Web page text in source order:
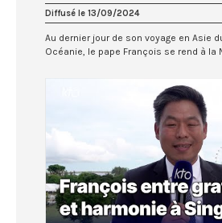
Diffusé le 13/09/2024
Au dernier jour de son voyage en Asie
Océanie, le pape François se rend à la